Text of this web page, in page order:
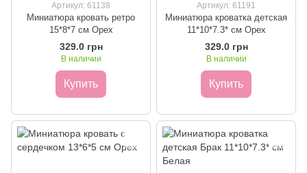
Артикул: 61138
Миниатюра кровать ретро
15*8*7 см Орех
329.0 грн
В наличии
Купить
Артикул: 61191
Миниатюра кроватка детская
11*10*7.3* см Орех
329.0 грн
В наличии
Купить